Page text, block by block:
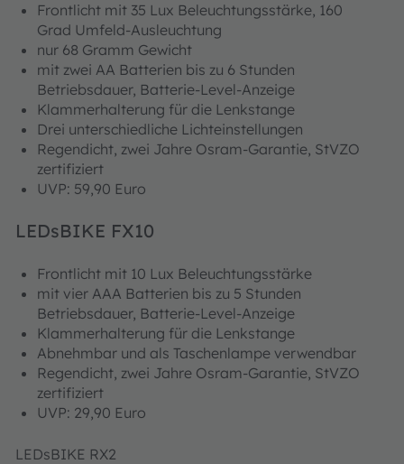
Frontlicht mit 35 Lux Beleuchtungsstärke, 160
Grad Umfeld-Ausleuchtung
nur 68 Gramm Gewicht
mit zwei AA Batterien bis zu 6 Stunden
Betriebsdauer, Batterie-Level-Anzeige
Klammerhalterung für die Lenkstange
Drei unterschiedliche Lichteinstellungen
Regendicht, zwei Jahre Osram-Garantie, StVZO
zertifiziert
UVP: 59,90 Euro
LEDsBIKE FX10
Frontlicht mit 10 Lux Beleuchtungsstärke
mit vier AAA Batterien bis zu 5 Stunden
Betriebsdauer, Batterie-Level-Anzeige
Klammerhalterung für die Lenkstange
Abnehmbar und als Taschenlampe verwendbar
Regendicht, zwei Jahre Osram-Garantie, StVZO
zertifiziert
UVP: 29,90 Euro
LEDsBIKE RX2